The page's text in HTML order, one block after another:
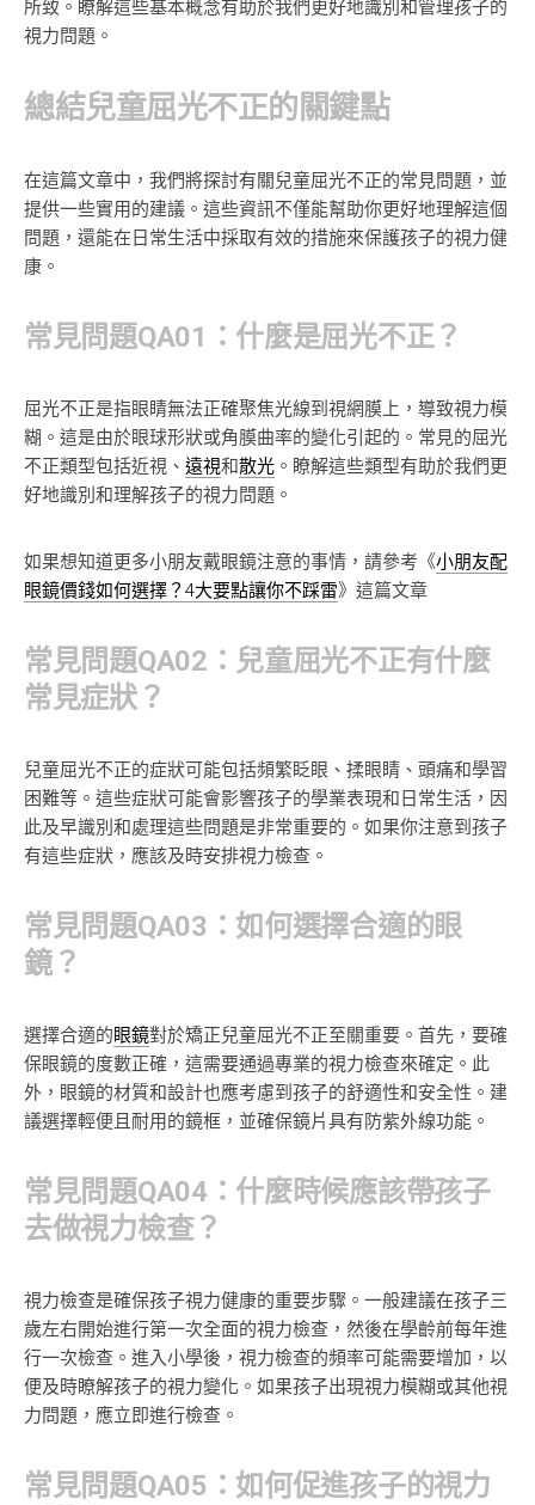
所致。瞭解這些基本概念有助於我們更好地識別和管理孩子的
視力問題。
總結兒童屈光不正的關鍵點
在這篇文章中，我們將探討有關兒童屈光不正的常見問題，並
提供一些實用的建議。這些資訊不僅能幫助你更好地理解這個
問題，還能在日常生活中採取有效的措施來保護孩子的視力健
康。
常見問題QA01：什麼是屈光不正？
屈光不正是指眼睛無法正確聚焦光線到視網膜上，導致視力模
糊。這是由於眼球形狀或角膜曲率的變化引起的。常見的屈光
不正類型包括近視、 遠視和散光 。瞭解這些類型有助於我們更
好地識別和理解孩子的視力問題。
如果想知道更多小朋友戴眼鏡注意的事情，請參考《小朋友配
眼鏡價錢如何選擇？4大要點讓你不踩雷》這篇文章
常見問題QA02：兒童屈光不正有什麼
常見症狀？
兒童屈光不正的症狀可能包括頻繁眨眼、揉眼睛、頭痛和學習
困難等。這些症狀可能會影響孩子的學業表現和日常生活，因
此及早識別和處理這些問題是非常重要的。如果你注意到孩子
有這些症狀，應該及時安排視力檢查。
常見問題QA03：如何選擇合適的眼
鏡？
選擇合適的眼鏡對於矯正兒童屈光不正至關重要。首先，要確
保眼鏡的度數正確，這需要通過專業的視力檢查來確定。此
外，眼鏡的材質和設計也應考慮到孩子的舒適性和安全性。建
議選擇輕便且耐用的鏡框，並確保鏡片具有防紫外線功能。
常見問題QA04：什麼時候應該帶孩子
去做視力檢查？
視力檢查是確保孩子視力健康的重要步驟。一般建議在孩子三
歲左右開始進行第一次全面的視力檢查，然後在學齡前每年進
行一次檢查。進入小學後，視力檢查的頻率可能需要增加，以
便及時瞭解孩子的視力變化。如果孩子出現視力模糊或其他視
力問題，應立即進行檢查。
常見問題QA05：如何促進孩子的視力